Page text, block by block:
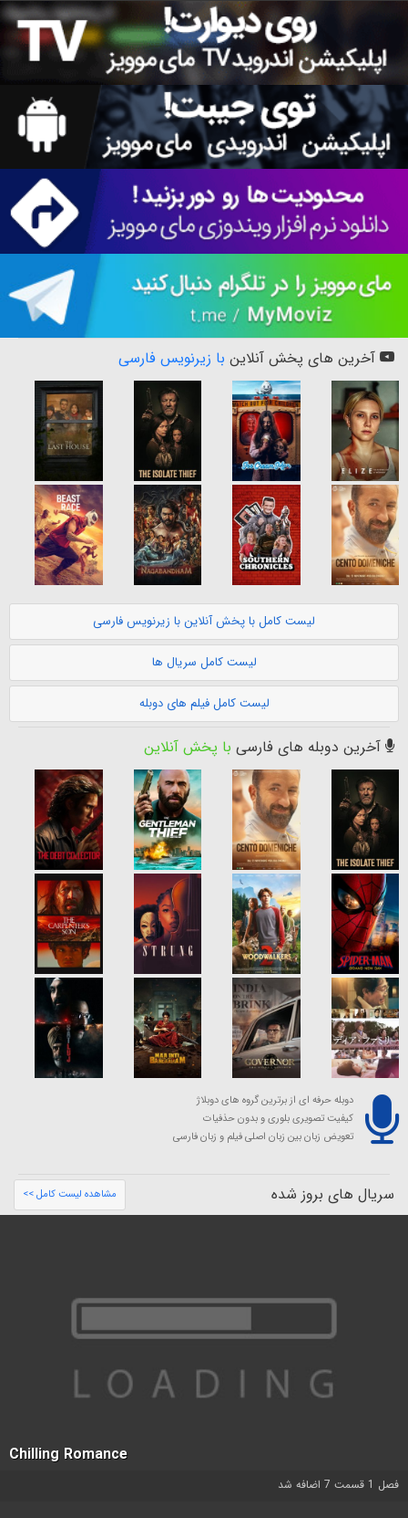
آخرین های پخش آنلاین با زیرنویس فارسی
لیست کامل با پخش آنلاین با زیرنویس فارسی
لیست کامل سریال ها
لیست کامل فیلم های دوبله
آخرین دوبله های فارسی با پخش آنلاین
دوبله حرفه ای از برترین گروه های دوبلاژ
کیفیت تصویری بلوری و بدون حذفیات
تعویض زبان بین زبان اصلی فیلم و زبان فارسی
سریال های بروز شده مشاهده لیست کامل >>
Chilling Romance
فصل 1 قسمت 7 اضافه شد